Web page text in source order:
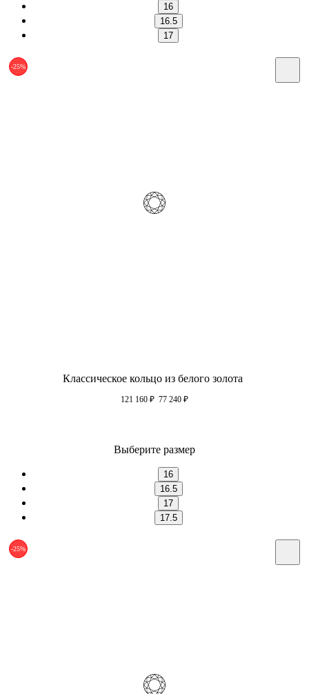
16
16.5
17
-25%
Классическое кольцо из белого золота
121 160 ₽ 77 240 ₽
Выберите размер
16
16.5
17
17.5
-25%